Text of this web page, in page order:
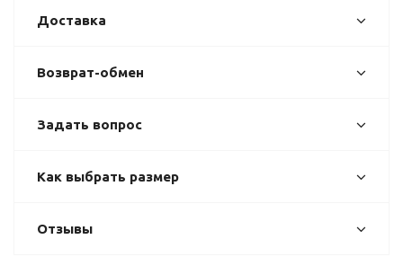
Доставка
Возврат-обмен
Задать вопрос
Как выбрать размер
Отзывы